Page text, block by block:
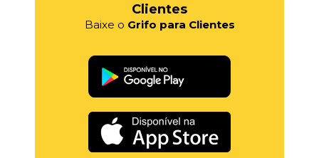
Clientes
Baixe o Grifo para Clientes